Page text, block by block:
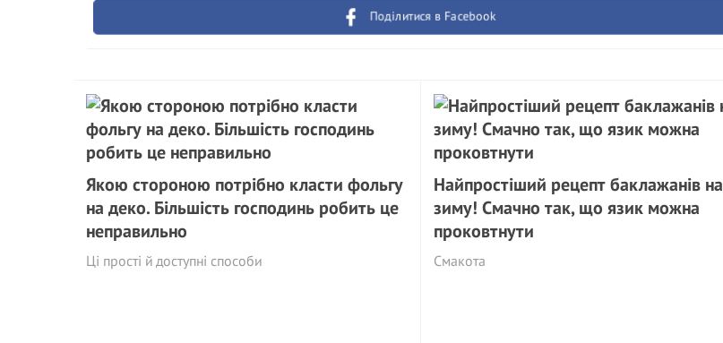
Поділитися в Facebook
Якою стороною потрібно класти фольгу
на деко. Більшість господинь робить це
неправильно
Ці прості й доступні способи
Найпростіший рецепт баклажанів на
зиму! Смачно так, що язик можна
проковтнути
Смакота